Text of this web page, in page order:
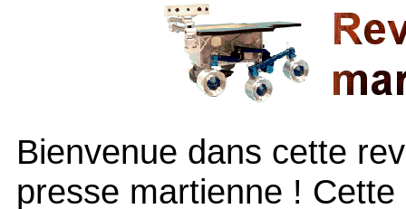
Bienvenue dans cette
presse martienne ! Cette